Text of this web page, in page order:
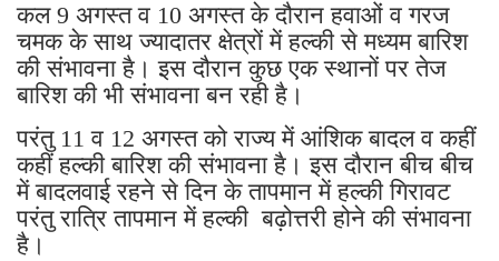
कल 9 अगस्त व 10 अगस्त के दौरान हवाओं व गरज
चमक के साथ ज्यादातर क्षेत्रों में हल्की से मध्यम बारिश
की संभावना है। इस दौरान कुछ एक स्थानों पर तेज
बारिश की भी संभावना बन रही है।
परंतु 11 व 12 अगस्त को राज्य में आंशिक बादल व कहीं
कहीं हल्की बारिश की संभावना है। इस दौरान बीच बीच
में बादलवाई रहने से दिन के तापमान में हल्की गिरावट
परंतु रात्रि तापमान में हल्की बढ़ोत्तरी होने की संभावना
है।